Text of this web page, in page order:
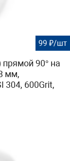
99 ₽/шт
90° на
мм,
600Grit,